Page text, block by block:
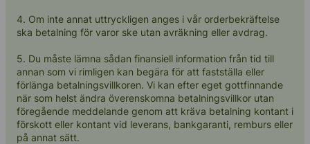
4. Om inte annat uttryckligen anges i vår orderbekräftelse
ska betalning för varor ske utan avräkning eller avdrag.
5. Du måste lämna sådan finansiell information från tid till
annan som vi rimligen kan begära för att fastställa eller
förlänga betalningsvillkoren. Vi kan efter eget gottfinnande
när som helst ändra överenskomna betalningsvillkor utan
föregående meddelande genom att kräva betalning kontant i
förskott eller kontant vid leverans, bankgaranti, remburs eller
på annat sätt.